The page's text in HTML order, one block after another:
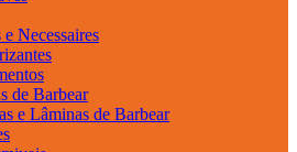
Necessaires
de Barbear
e Lâminas de Barbear